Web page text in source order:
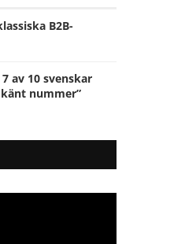
B2B-
av 10 svenskar
nummer”